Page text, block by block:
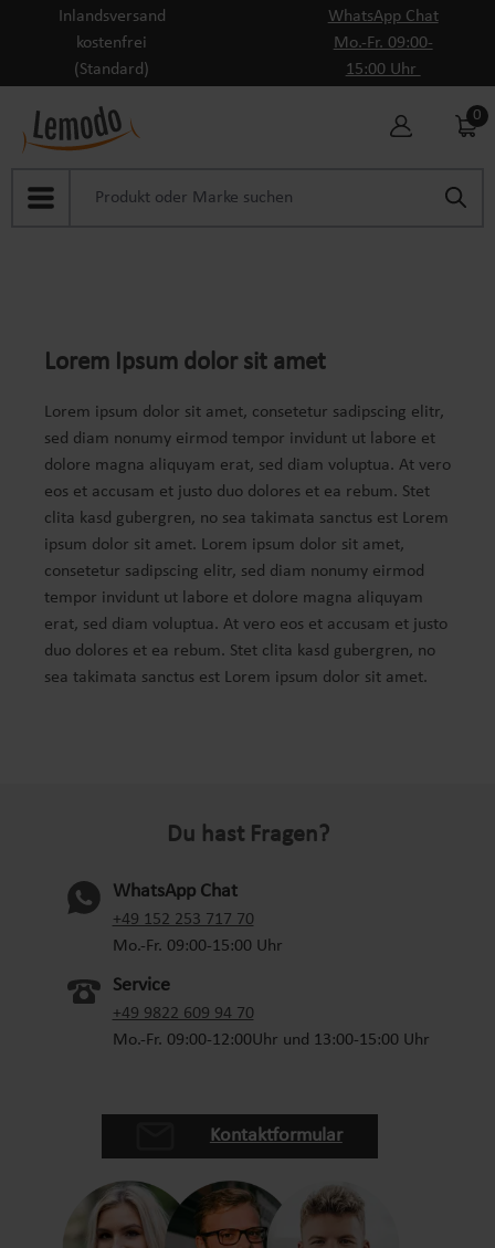
Zum Hauptinhalt springen
Inlandsversand
kostenfrei
(Standard)
WhatsApp Chat
Mo.-Fr. 09:00-
15:00 Uhr
0
Lorem Ipsum dolor sit amet
Lorem ipsum dolor sit amet, consetetur sadipscing elitr,
sed diam nonumy eirmod tempor invidunt ut labore et
dolore magna aliquyam erat, sed diam voluptua. At vero
eos et accusam et justo duo dolores et ea rebum. Stet
clita kasd gubergren, no sea takimata sanctus est Lorem
ipsum dolor sit amet. Lorem ipsum dolor sit amet,
consetetur sadipscing elitr, sed diam nonumy eirmod
tempor invidunt ut labore et dolore magna aliquyam
erat, sed diam voluptua. At vero eos et accusam et justo
duo dolores et ea rebum. Stet clita kasd gubergren, no
sea takimata sanctus est Lorem ipsum dolor sit amet.
Du hast Fragen?
WhatsApp Chat
+49 152 253 717 70(oeffnet in neuem Tab)
Mo.-Fr. 09:00-15:00 Uhr
Service
+49 9822 609 94 70
Mo.-Fr. 09:00-12:00Uhr und 13:00-15:00 Uhr
Kontaktformular